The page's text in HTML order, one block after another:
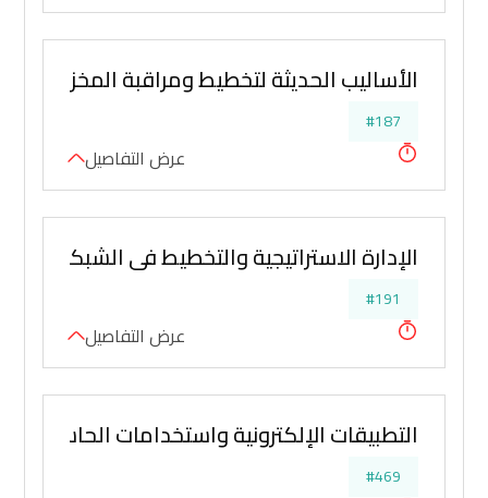
الأساليب الحديثة لتخطيط ومراقبة المخزون
#187
عرض التفاصيل
الإدارة الاستراتيجية والتخطيط في الشبكة
#191
عرض التفاصيل
التطبيقات الإلكترونية واستخدامات الحاسب
#469